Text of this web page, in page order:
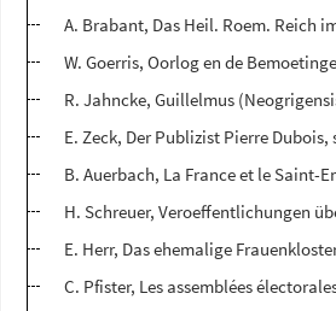
A. Brabant, Das Heil. Roem. Reich
W. Goerris, Oorlog en de
R. Jahncke, Guillelmus
E. Zeck, Der Publizist Pierre
B. Auerbach, La France et le Saint-
H. Schreuer, Veroeffentlichungen
E. Herr, Das ehemalige
C. Pfister, Les assemblées